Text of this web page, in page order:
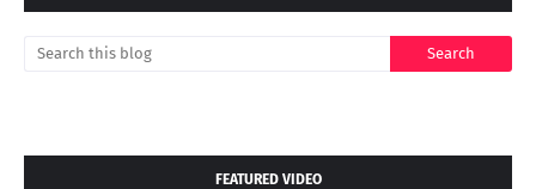
FEATURED VIDEO